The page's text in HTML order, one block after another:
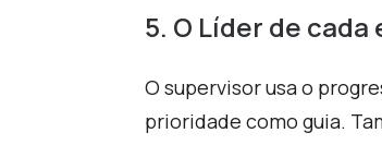
5. O Líder de
O supervisor usa o
prioridade como guia.